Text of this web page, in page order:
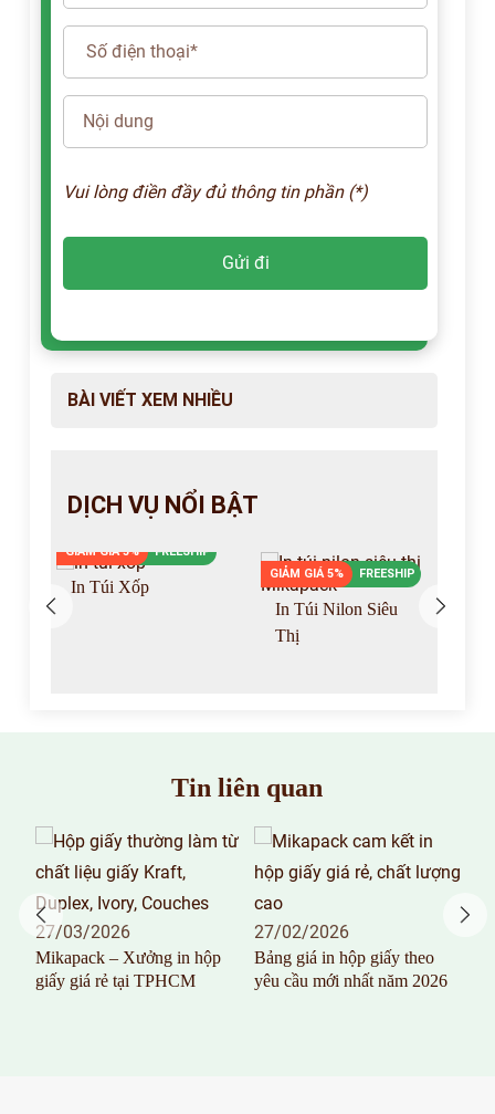
Vui lòng điền đầy đủ thông tin phần (*)
BÀI VIẾT XEM NHIỀU
DỊCH VỤ NỔI BẬT
GIẢM GIÁ 5% FREESHIP
In Túi Xốp
GIẢM GIÁ 5% FREESHIP
In Túi Nilon Siêu
Thị
Tin liên quan
27/03/2026
Mikapack – Xưởng in hộp
giấy giá rẻ tại TPHCM
27/02/2026
Bảng giá in hộp giấy theo
yêu cầu mới nhất năm 2026